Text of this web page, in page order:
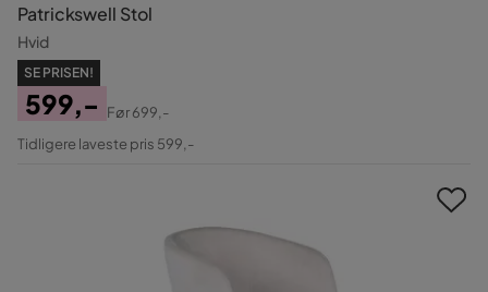
Patrickswell Stol
Hvid
SE PRISEN!
Pris
599,-
Original
Før699,-
Tidligere laveste pris 599,-